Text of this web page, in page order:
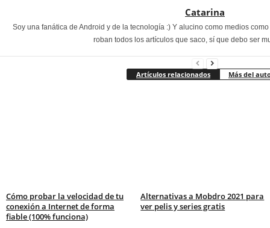
Catarina
Soy una fanática de Android y de la tecnología :) Y alucino como medios
roban todos los artículos que saco, sí que debo ser
Artículos relacionados Más del
Cómo probar la velocidad de tu
conexión a Internet de forma
fiable (100% funciona)
Alternativas a Mobdro 2021 para
ver pelis y series gratis